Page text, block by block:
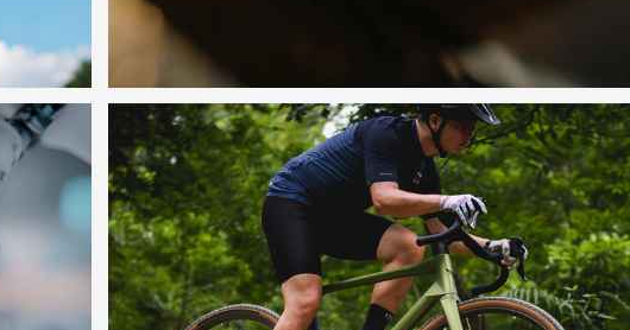
IREFOX